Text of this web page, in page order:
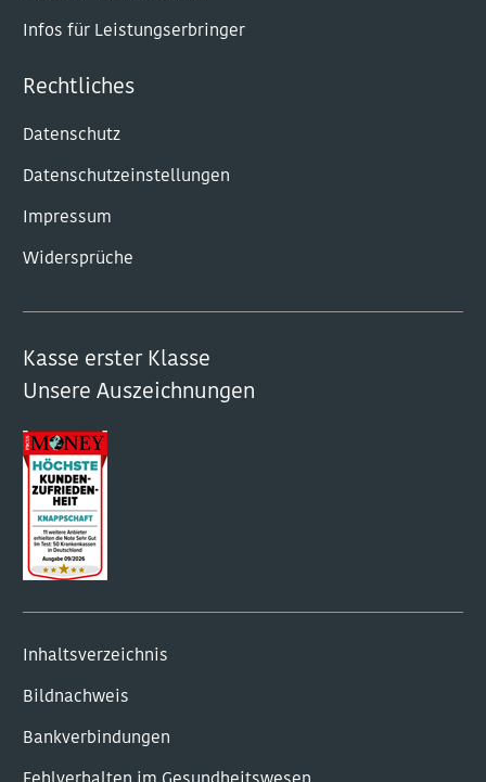
Infos für Leistungserbringer
Rechtliches
Datenschutz
Datenschutzeinstellungen
Impressum
Widersprüche
Kasse erster Klasse
Unsere Auszeichnungen
Inhaltsverzeichnis
Bildnachweis
Bankverbindungen